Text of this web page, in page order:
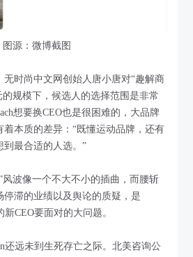
图源：微博截图
无时尚中文网创始人唐小唐对“趣解商
的规模下，候选人的选择范围是非常
想要换CEO也是很困难的，大品牌
着本质的差异：“既懂运动品牌，还有
到最合适的人选。”
风波像一个不大不小的插曲，而腰斩
停滞的业绩以及舆论的质疑，是
CEO要面对的大问题。
还远未到生死存亡之际。北美咨询公